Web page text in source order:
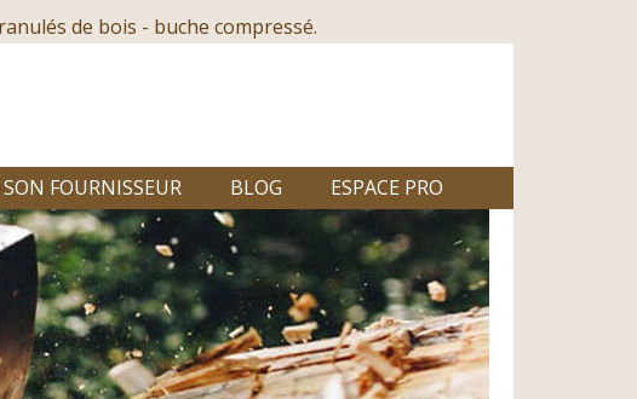
de bois - buche compressé.
FOURNISSEUR BLOG ESPACE PRO